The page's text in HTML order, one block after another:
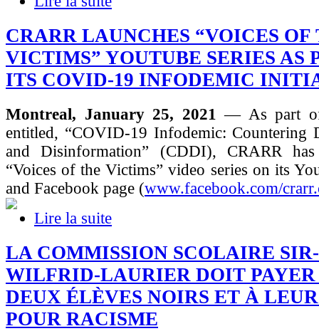
CRARR LAUNCHES “VOICES OF
VICTIMS” YOUTUBE SERIES AS
ITS COVID-19 INFODEMIC
Montreal, January 25, 2021— As part
entitled, “COVID-19 Infodemic: Countering
and Disinformation” (CDDI), CRARR
“Voices of the Victims” video series on its
and Facebook page (www.facebook.com/
Lire la suite
LA COMMISSION SCOLAIRE SIR-
WILFRID-LAURIER DOIT PAYER
DEUX ÉLÈVES NOIRS ET À
POUR RACISME